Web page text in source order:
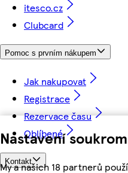
Nastavení
My a našich 18 partnerů
itesco.cz
Clubcard
Pomoc s prvním nákupem
Jak nakupovat
Registrace
Rezervace času
Oblíbené
Kontakt